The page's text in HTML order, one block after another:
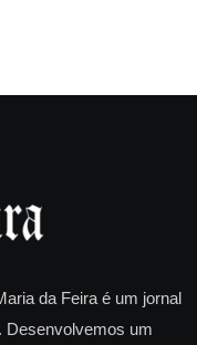
da Feira é um jornal
Desenvolvemos um